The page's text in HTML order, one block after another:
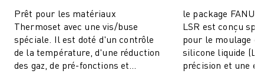
Prêt pour les matériaux
Thermoset avec une vis/buse
spéciale. Il est doté d'un contrôle
de la température, d'une réduction
des gaz, de pré-fonctions et
le package FANUC
LSR est conçu
pour le moulage
silicone liquide
précision et une